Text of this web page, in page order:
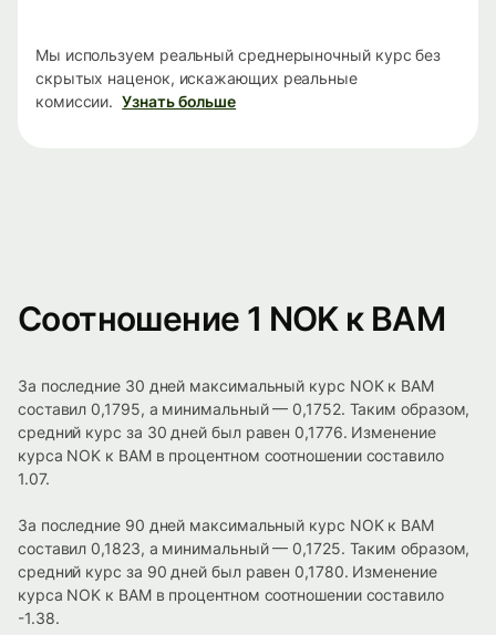
Мы используем реальный среднерыночный курс без
скрытых наценок, искажающих реальные
комиссии. Узнать больше
Соотношение 1 NOK к BAM
За последние 30 дней максимальный курс NOK к BAM
составил 0,1795, а минимальный — 0,1752. Таким образом,
средний курс за 30 дней был равен 0,1776. Изменение
курса NOK к BAM в процентном соотношении составило
1.07.
За последние 90 дней максимальный курс NOK к BAM
составил 0,1823, а минимальный — 0,1725. Таким образом,
средний курс за 90 дней был равен 0,1780. Изменение
курса NOK к BAM в процентном соотношении составило
-1.38.